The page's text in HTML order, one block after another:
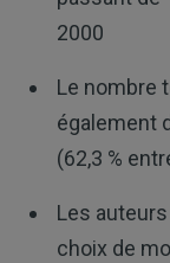
2000
Le nombre
également
(62,3 %
Les
choix de